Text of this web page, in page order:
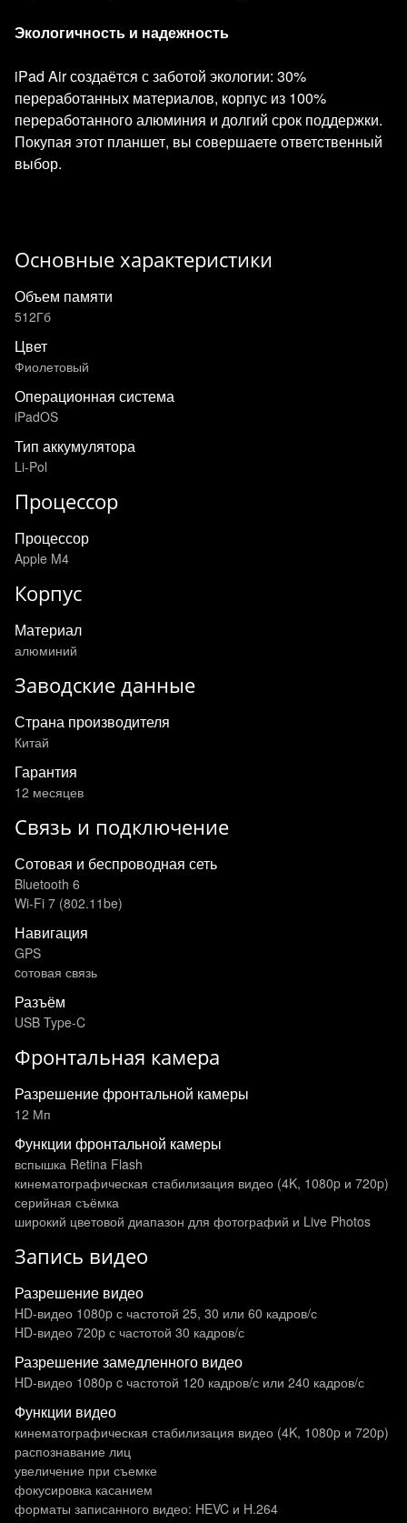
Экологичность и надежность
iPad Air создаётся с заботой экологии: 30%
переработанных материалов, корпус из 100%
переработанного алюминия и долгий срок поддержки.
Покупая этот планшет, вы совершаете ответственный
выбор.
Основные характеристики
Объем памяти
512Гб
Цвет
Фиолетовый
Операционная система
iPadOS
Тип аккумулятора
Li-Pol
Процессор
Процессор
Apple M4
Корпус
Материал
алюминий
Заводские данные
Страна производителя
Китай
Гарантия
12 месяцев
Связь и подключение
Сотовая и беспроводная сеть
Bluetooth 6
Wi‑Fi 7 (802.11be)
Навигация
GPS
cотовая связь
Разъём
USB Type-C
Фронтальная камера
Разрешение фронтальной камеры
12 Мп
Функции фронтальной камеры
вспышка Retina Flash
кинематографическая стабилизация видео (4K, 1080p и 720p)
серийная съёмка
широкий цветовой диапазон для фотографий и Live Photos
Запись видео
Разрешение видео
HD-видео 1080p с частотой 25, 30 или 60 кадров/ с
HD-видео 720p с частотой 30 кадров/ с
Разрешение замедленного видео
HD-видео 1080р c частотой 120 кадров/ с или 240 кадров/ с
Функции видео
кинематографическая стабилизация видео (4K, 1080p и 720p)
распознавание лиц
увеличение при съемке
фокусировка касанием
форматы записанного видео: HEVC и H.264